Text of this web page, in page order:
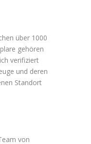
über 1000
gehören
verifiziert
und deren
Standort
von